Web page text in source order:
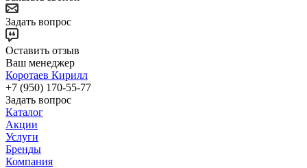
Задать вопрос
Оставить отзыв
Ваш менеджер
Коротаев Кирилл
+7 (950) 170-55-77
Задать вопрос
Каталог
Акции
Услуги
Бренды
Компания